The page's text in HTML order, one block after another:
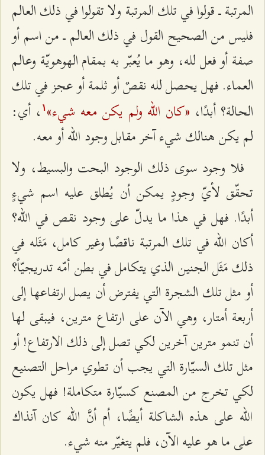
المرتبة ــ قولوا في تلك المرتبة ولا تقولوا في ذلك العالم
فليس من الصحيح القول في ذلك العالم ــ من اسم أو
صفة أو فعل لله، وهو ما يُعبّر به بمقام الهوهويّة وعالم
العماء. فهل يحصل لله نقصٌ أو ثلمة أو عجز في تلك
الحالة؟ أبدًا، «كان الله ولم يكن معه شيء» ۱ ، أي:
لم يكن هنالك شيء آخر مقابل وجود الله أو معه.
فلا وجود سوى ذلك الوجود البحت والبسيط، ولا
تحقّق لأيّ وجودٍ يمكن أن يُطلق عليه اسم شيءٍ
أبدًا. فهل في هذا ما يدلّ على وجود نقص في الله؟
أكان الله في تلك المرتبة ناقصًا وغير كامل، مَثَله في
ذلك مَثَل الجنين الذي يتكامل في بطن أمّه تدريجيّاً؟
أو مثل تلك الشجرة التي يفترض أن يصل ارتفاعها إلى
أربعة أمتار، وهي الآن على ارتفاع مترين، فيبقى لها
أن تنمو مترين آخرين لكي تصل إلى ذلك الارتفاع! أو
مثل تلك السيّارة التي يجب أن تطوي مراحل التصنيع
لكي تخرج من المصنع كسيّارة متكاملة! فهل يكون
الله على هذه الشاكلة أيضًا، أم أنَّ الله كان آنذاك
على ما هو عليه الآن، فلم يتغيّر منه شيء.